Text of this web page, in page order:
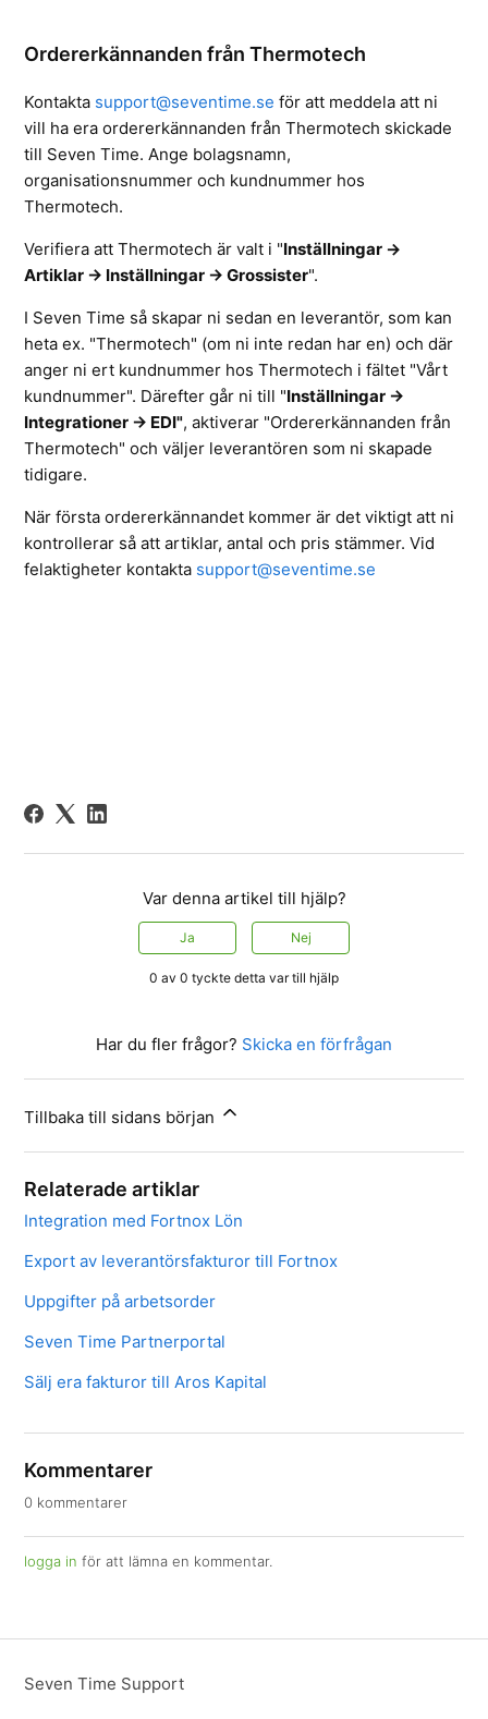
Ordererkännanden från Thermotech
Kontakta support@seventime.se för att meddela att ni
vill ha era ordererkännanden från Thermotech skickade
till Seven Time. Ange bolagsnamn,
organisationsnummer och kundnummer hos
Thermotech.
Verifiera att Thermotech är valt i "Inställningar ->
Artiklar -> Inställningar -> Grossister".
I Seven Time så skapar ni sedan en leverantör, som kan
heta ex. "Thermotech" (om ni inte redan har en) och där
anger ni ert kundnummer hos Thermotech i fältet "Vårt
kundnummer". Därefter går ni till "Inställningar ->
Integrationer -> EDI", aktiverar "Ordererkännanden från
Thermotech" och väljer leverantören som ni skapade
tidigare.
När första ordererkännandet kommer är det viktigt att ni
kontrollerar så att artiklar, antal och pris stämmer. Vid
felaktigheter kontakta support@seventime.se
Var denna artikel till hjälp?
Ja Nej
0 av 0 tyckte detta var till hjälp
Har du fler frågor? Skicka en förfrågan
Tillbaka till sidans början
Relaterade artiklar
Integration med Fortnox Lön
Export av leverantörsfakturor till Fortnox
Uppgifter på arbetsorder
Seven Time Partnerportal
Sälj era fakturor till Aros Kapital
Kommentarer
0 kommentarer
logga in för att lämna en kommentar.
Seven Time Support